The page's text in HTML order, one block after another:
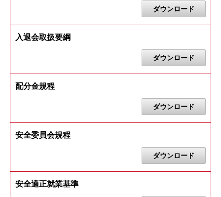
ダウンロード
入退会取扱要綱
ダウンロード
配分金規程
ダウンロード
安全委員会規程
ダウンロード
安全適正就業基準